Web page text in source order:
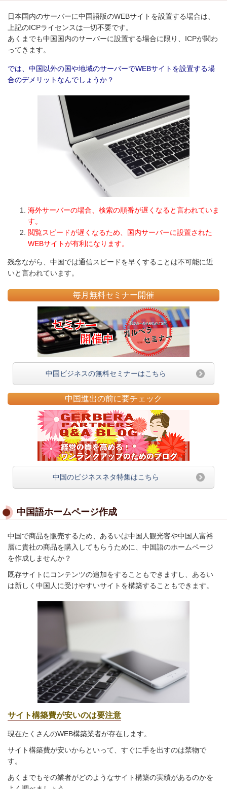
日本国内のサーバーに中国語版のWEBサイトを設置する場合は、
上記のICPライセンスは一切不要です。
あくまでも中国国内のサーバーに設置する場合に限り、ICPが関わ
ってきます。
では、中国以外の国や地域のサーバーでWEBサイトを設置する場
合のデメリットなんでしょうか？
海外サーバーの場合、検索の順番が遅くなると言われていま
す。
閲覧スピードが遅くなるため、国内サーバーに設置された
WEBサイトが有利になります。
残念ながら、中国では通信スピードを早くすることは不可能に近
いと言われています。
毎月無料セミナー開催
中国ビジネスの無料セミナーはこちら
中国進出の前に要チェック
中国のビジネスネタ特集はこちら
中国語ホームページ作成
中国で商品を販売するため、あるいは中国人観光客や中国人富裕
層に貴社の商品を購入してもらうために、中国語のホームページ
を作成しませんか？
既存サイトにコンテンツの追加をすることもできますし、あるい
は新しく中国人に受けやすいサイトを構築することもできます。
サイト構築費が安いのは要注意
現在たくさんのWEB構築業者が存在します。
サイト構築費が安いからといって、すぐに手を出すのは禁物で
す。
あくまでもその業者がどのようなサイト構築の実績があるのかを